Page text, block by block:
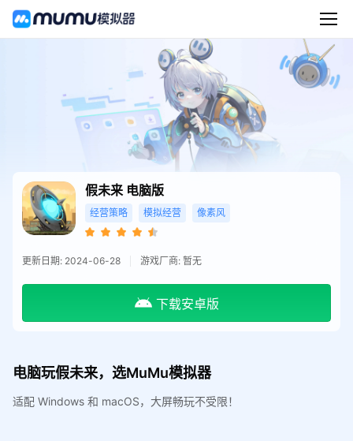
假未来 电脑版
经营策略 模拟经营 像素风
更新日期: 2024-06-28 游戏厂商: 暂无
下载安卓版
电脑玩假未来，选MuMu模拟器
适配 Windows 和 macOS，大屏畅玩不受限！